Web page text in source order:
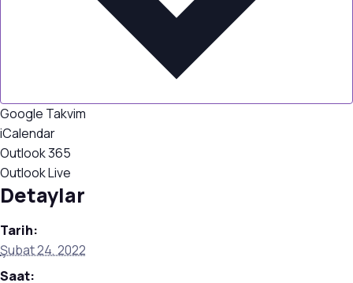
Google Takvim
iCalendar
Outlook 365
Outlook Live
Detaylar
Tarih:
Şubat 24, 2022
Saat: